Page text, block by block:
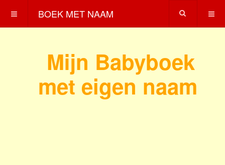
BOEK MET NAAM
Mijn Babyboek
met eigen naam